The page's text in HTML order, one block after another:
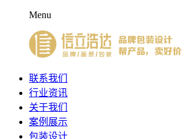
Menu
联系我们
行业资讯
关于我们
案例展示
包装设计